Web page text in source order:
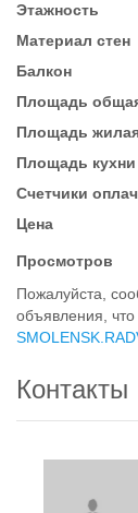
Этажность
Материал стен
Балкон
Площадь
Площадь
Площадь кухни
Счетчики
Цена
Просмотров
Пожалуйста,
объявления,
Контакты